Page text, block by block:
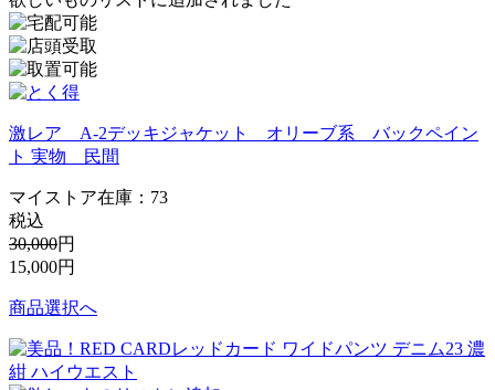
激レア A-2デッキジャケット オリーブ系 バックペイン
ト 実物 民間
マイストア在庫： 73
税込
30,000円
15,000円
商品選択へ